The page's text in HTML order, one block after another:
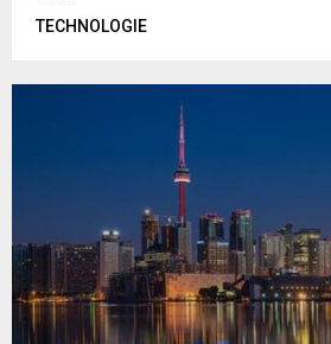
TECHNOLOGIE